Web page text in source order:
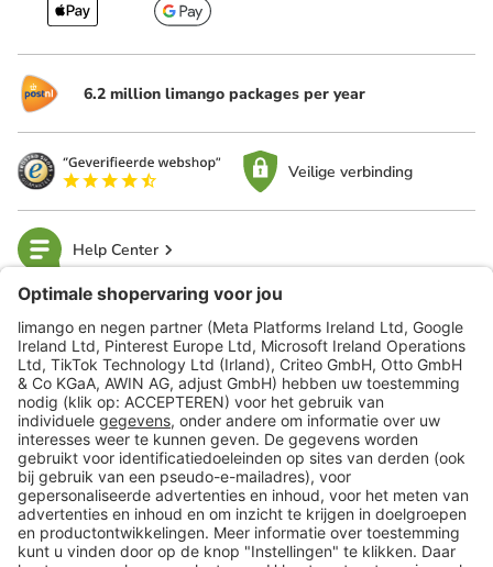
6.2 million limango packages per year
Veilige verbinding
Help Center
limango
Veilig winkelen
Klantenservice
Shop
Acties